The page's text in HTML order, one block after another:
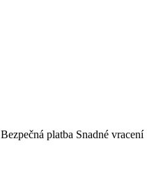
Bezpečná platba Snadné vracení